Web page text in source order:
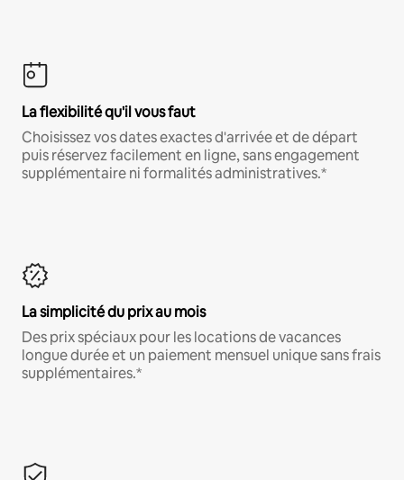
La flexibilité qu'il vous faut
Choisissez vos dates exactes d'arrivée et de départ
puis réservez facilement en ligne, sans engagement
supplémentaire ni formalités administratives.*
La simplicité du prix au mois
Des prix spéciaux pour les locations de vacances
longue durée et un paiement mensuel unique sans frais
supplémentaires.*